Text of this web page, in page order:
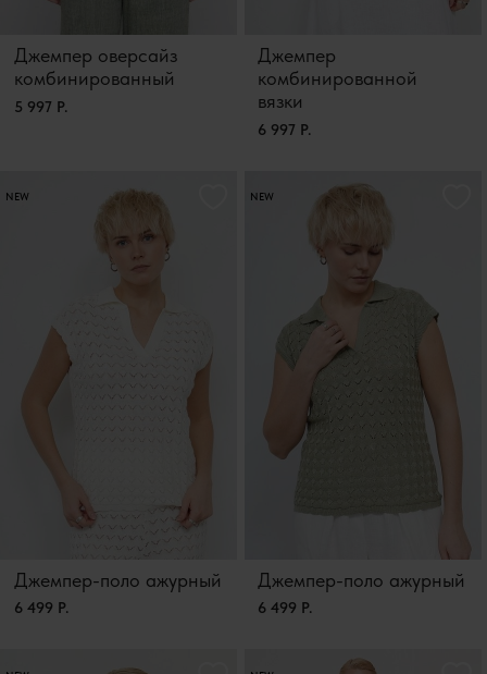
Джемпер оверсайз
комбинированный
5 997 Р.
Джемпер
комбинированной
вязки
6 997 Р.
NEW
Джемпер-поло ажурный
6 499 Р.
NEW
Джемпер-поло ажурный
6 499 Р.